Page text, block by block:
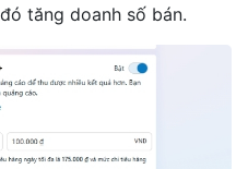
tăng doanh số bán.